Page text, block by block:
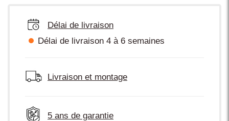
Délai de livraison
Délai de livraison 4 à 6 semaines
Livraison et montage
5 ans de garantie